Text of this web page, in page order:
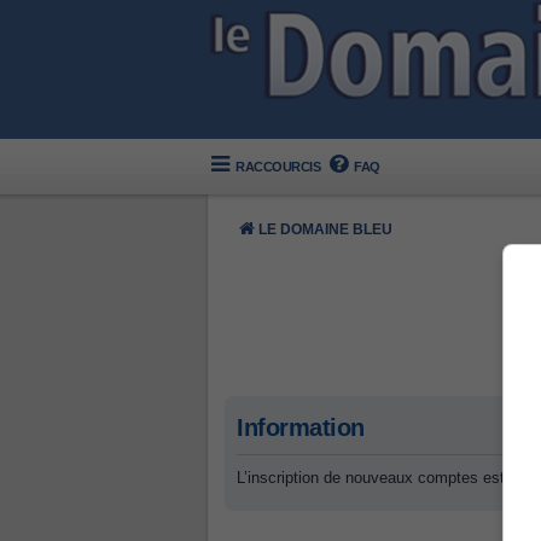
RACCOURCIS FAQ
LE DOMAINE BLEU
Information
L’inscription de nouveaux comptes est